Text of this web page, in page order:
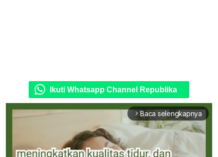
Ikuti Whatsapp Channel Republika
arrow_forward_ios Baca selengkapnya